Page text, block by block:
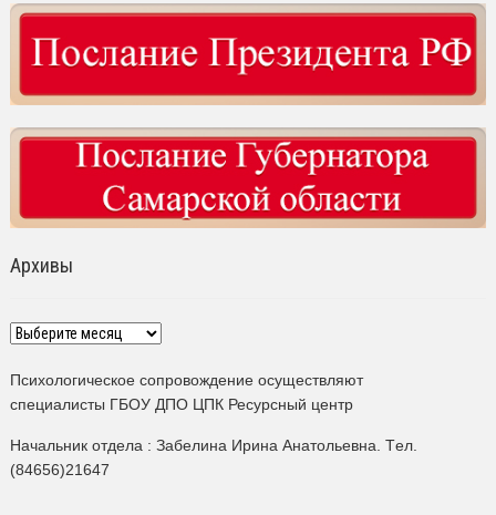
Архивы
Архивы
Психологическое сопровождение осуществляют
специалисты ГБОУ ДПО ЦПК Ресурсный центр
Начальник отдела : Забелина Ирина Анатольевна. Tел.
(84656)21647